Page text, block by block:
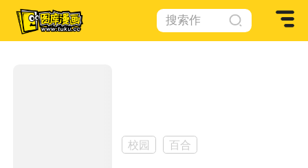
搜索作
品
校园 百合